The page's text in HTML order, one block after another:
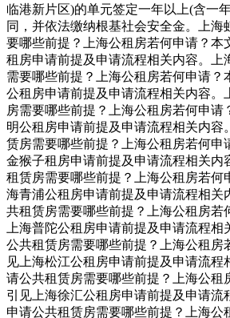
临港新片区)的单元签定一年以上(含一
同，并依法缴纳根基社会安全金。上海
要哪些前提？上海公租房若何申请？本
租房申请前提及申请流程相关内容。上
需要哪些前提？上海公租房若何申请？
公租房申请前提及申请流程相关内容。
房需要哪些前提？上海公租房若何申请
明公租房申请前提及申请流程相关内容
赁房需要哪些前提？上海公租房若何申
金猴子租房申请前提及申请流程相关内
租赁房需要哪些前提？上海公租房若何
海青浦公租房申请前提及申请流程相关
共租赁房需要哪些前提？上海公租房若
上海普陀公租房申请前提及申请流程
公共租赁房需要哪些前提？上海公租房
见上海松江公租房申请前提及申请流程
请公共租赁房需要哪些前提？上海公租
引见上海徐汇公租房申请前提及申请流
申请公共租赁房需要哪些前提？上海公